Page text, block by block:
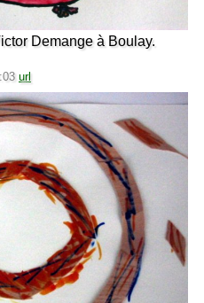
Demange à Boulay.
url